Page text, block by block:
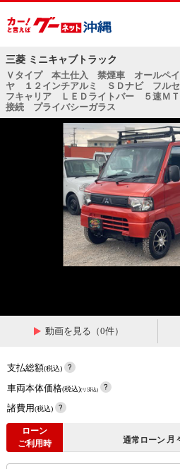
三菱 ミニキャブトラック
Ｖタイプ 本土仕入 禁煙車 オールペ
ヤ １２インチアルミ ＳＤナビ フル
フキャリア ＬＥＤライトバー ５速Ｍ
接続 プライバシーガラス
動画を見る（0件）
支払総額(税込)
車両本体価格(税込)(リ済込)
諸費用(税込)
ローン
ご利用時
通常ローン 月